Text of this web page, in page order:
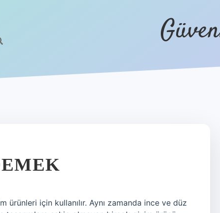
için kullanılır. Aynı zamanda ince ve düz